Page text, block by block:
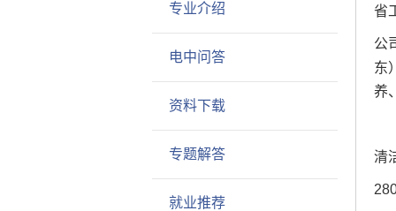
专业介绍
电中问答
资料下载
专题解答
就业推荐
省
公
东
养
清